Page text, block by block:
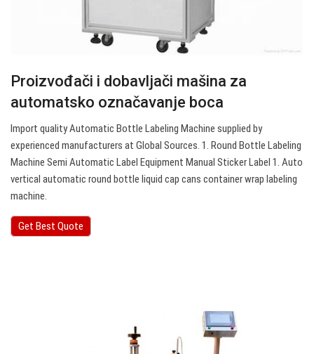
Proizvođači i dobavljači mašina za
automatsko označavanje boca
Import quality Automatic Bottle Labeling Machine supplied by
experienced manufacturers at Global Sources. 1. Round Bottle Labeling
Machine Semi Automatic Label Equipment Manual Sticker Label 1. Auto
vertical automatic round bottle liquid cap cans container wrap labeling
machine.
Get Best Quote